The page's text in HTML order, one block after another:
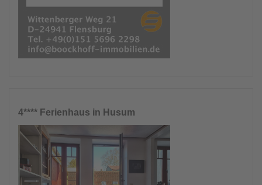
4**** Ferienhaus in Husum